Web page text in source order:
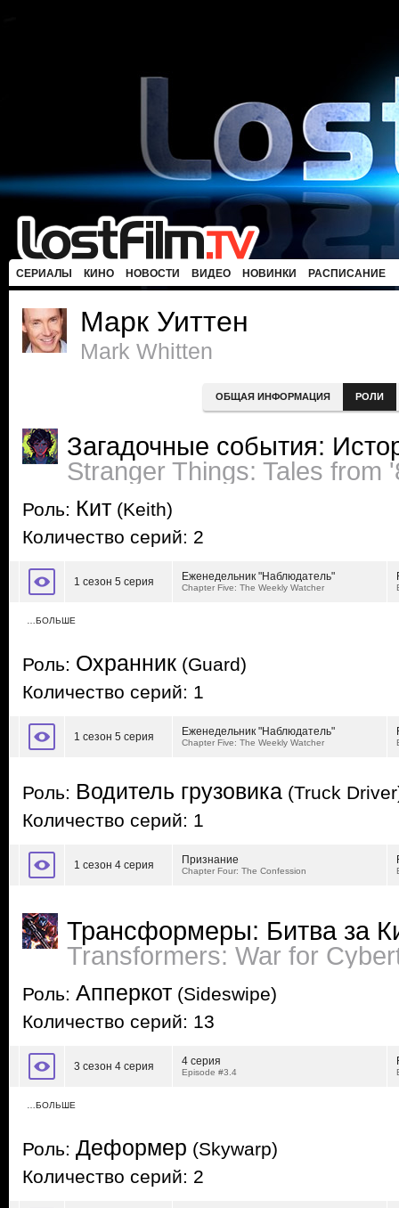
СЕРИАЛЫ КИНО НОВОСТИ ВИДЕО НОВИНКИ РАСПИСАНИЕ
Марк Уиттен
Mark Whitten
ОБЩАЯ ИНФОРМАЦИЯ РОЛИ
Загадочные события:
Stranger Things: Tales from
Роль: Кит (Keith)
Количество серий: 2
1 сезон 5 серия Еженедельник "Наблюдатель"
Chapter Five: The Weekly Watcher
…БОЛЬШЕ
Роль: Охранник (Guard)
Количество серий: 1
1 сезон 5 серия Еженедельник "Наблюдатель"
Chapter Five: The Weekly Watcher
Роль: Водитель грузовика (Truck
Количество серий: 1
1 сезон 4 серия Признание
Chapter Four: The Confession
Трансформеры: Битва за
Transformers: War for
Роль: Апперкот (Sideswipe)
Количество серий: 13
3 сезон 4 серия 4 серия
Episode #3.4
…БОЛЬШЕ
Роль: Деформер (Skywarp)
Количество серий: 2